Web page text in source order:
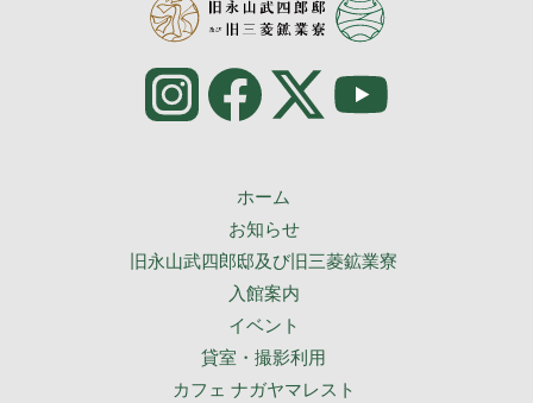
ホーム
お知らせ
旧永山武四郎邸及び旧三菱鉱業寮
入館案内
イベント
貸室・撮影利用
カフェ ナガヤマレスト